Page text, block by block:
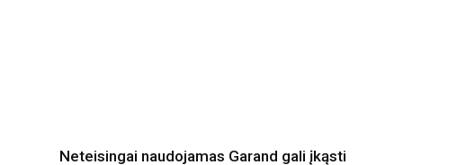
Neteisingai naudojamas Garand gali įkąsti